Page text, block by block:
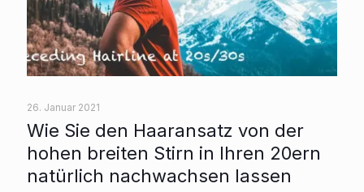
26. Januar 2021
Wie Sie den Haaransatz von der
hohen breiten Stirn in Ihren 20ern
natürlich nachwachsen lassen